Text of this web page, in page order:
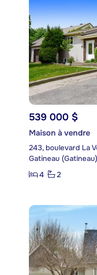
539 000 $
Maison à vendre
243, boulevard La
Gatineau (Gatineau)
4
2